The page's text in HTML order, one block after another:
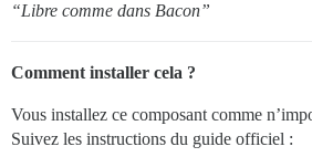
“Libre comme dans Bacon”
Comment installer cela ?
Vous installez ce composant comme
Suivez les instructions du guide officiel :